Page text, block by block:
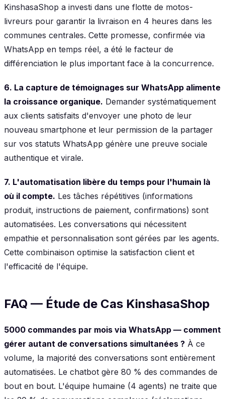
KinshasaShop a investi dans une flotte de motos-
livreurs pour garantir la livraison en 4 heures dans les
communes centrales. Cette promesse, confirmée via
WhatsApp en temps réel, a été le facteur de
différenciation le plus important face à la concurrence.
6. La capture de témoignages sur WhatsApp alimente
la croissance organique. Demander systématiquement
aux clients satisfaits d'envoyer une photo de leur
nouveau smartphone et leur permission de la partager
sur vos statuts WhatsApp génère une preuve sociale
authentique et virale.
7. L'automatisation libère du temps pour l'humain là
où il compte. Les tâches répétitives (informations
produit, instructions de paiement, confirmations) sont
automatisées. Les conversations qui nécessitent
empathie et personnalisation sont gérées par les agents.
Cette combinaison optimise la satisfaction client et
l'efficacité de l'équipe.
FAQ — Étude de Cas KinshasaShop
5000 commandes par mois via WhatsApp — comment
gérer autant de conversations simultanées ? À ce
volume, la majorité des conversations sont entièrement
automatisées. Le chatbot gère 80 % des commandes de
bout en bout. L'équipe humaine (4 agents) ne traite que